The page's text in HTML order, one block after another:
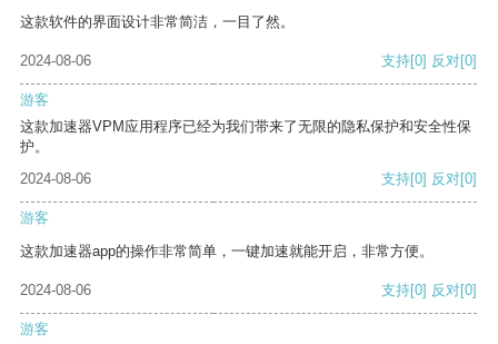
这款软件的界面设计非常简洁，一目了然。
2024-08-06 支持[0] 反对[0]
游客
这款加速器VPM应用程序已经为我们带来了无限的隐私保护和安全性保
护。
2024-08-06
支持[0] 反对[0]
游客
这款加速器app的操作非常简单，一键加速就能开启，非常方便。
2024-08-06 支持[0] 反对[0]
游客